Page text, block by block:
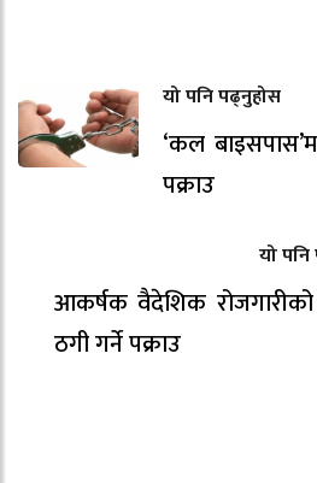
यो पनि पढ्नुहोस
‘कल
पक्राउ
यो
आकर्षक वैदेशिक रोजगारीको
ठगी गर्ने पक्राउ